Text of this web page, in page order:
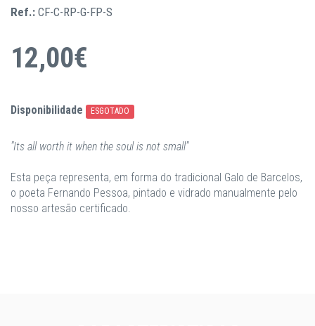
Ref.: CF-C-RP-G-FP-S
12,00€
Disponibilidade ESGOTADO
"Its all worth it when the soul is not small"
Esta peça representa, em forma do tradicional Galo de Barcelos,
o poeta Fernando Pessoa, pintado e vidrado manualmente pelo
nosso artesão certificado.